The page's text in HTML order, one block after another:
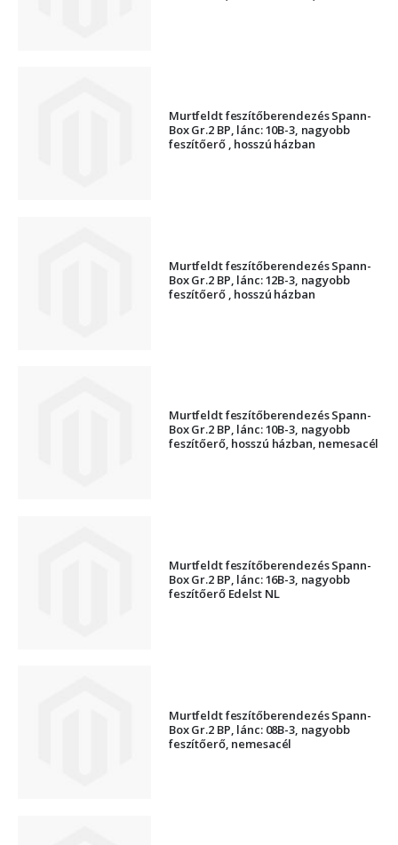
Murtfeldt feszítőberendezés Spann-
Box Gr.2 BP, lánc: 10B-3, nagyobb
feszítőerő , hosszú házban
Murtfeldt feszítőberendezés Spann-
Box Gr.2 BP, lánc: 12B-3, nagyobb
feszítőerő , hosszú házban
Murtfeldt feszítőberendezés Spann-
Box Gr.2 BP, lánc: 10B-3, nagyobb
feszítőerő, hosszú házban, nemesacél
Murtfeldt feszítőberendezés Spann-
Box Gr.2 BP, lánc: 16B-3, nagyobb
feszítőerő Edelst NL
Murtfeldt feszítőberendezés Spann-
Box Gr.2 BP, lánc: 08B-3, nagyobb
feszítőerő, nemesacél